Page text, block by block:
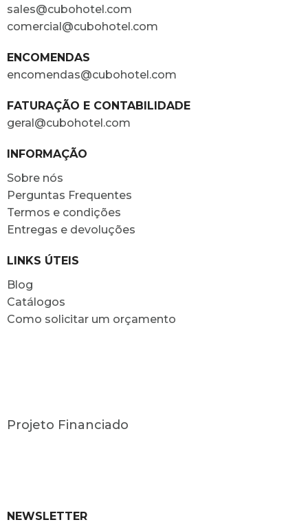
sales@cubohotel.com
comercial@cubohotel.com
ENCOMENDAS
encomendas@cubohotel.com
FATURAÇÃO E CONTABILIDADE
geral@cubohotel.com
INFORMAÇÃO
Sobre nós
Perguntas Frequentes
Termos e condições
Entregas e devoluções
LINKS ÚTEIS
Blog
Catálogos
Como solicitar um orçamento
Projeto Financiado
NEWSLETTER